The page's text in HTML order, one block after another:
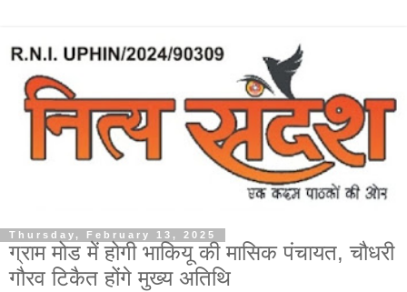
Thursday, February 13, 2025
ग्राम मोड में होगी भाकियू की मासिक पंचायत, चौधरी
गौरव टिकैत होंगे मुख्य अतिथि